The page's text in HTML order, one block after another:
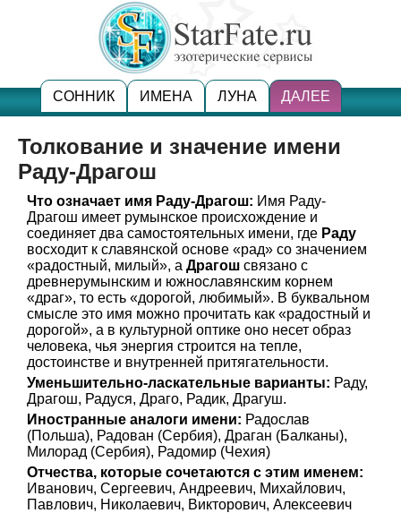
СОННИК ИМЕНА ЛУНА ДАЛЕЕ
Толкование и значение имени
Раду-Драгош
Что означает имя Раду-Драгош: Имя Раду-
Драгош имеет румынское происхождение и
соединяет два самостоятельных имени, где Раду
восходит к славянской основе «рад» со значением
«радостный, милый», а Драгош связано с
древнерумынским и южнославянским корнем
«драг», то есть «дорогой, любимый». В буквальном
смысле это имя можно прочитать как «радостный и
дорогой», а в культурной оптике оно несет образ
человека, чья энергия строится на тепле,
достоинстве и внутренней притягательности.
Уменьшительно-ласкательные варианты: Раду,
Драгош, Радуся, Драго, Радик, Драгуш.
Иностранные аналоги имени: Радослав
(Польша), Радован (Сербия), Драган (Балканы),
Милорад (Сербия), Радомир (Чехия)
Отчества, которые сочетаются с этим именем:
Иванович, Сергеевич, Андреевич, Михайлович,
Павлович, Николаевич, Викторович, Алексеевич